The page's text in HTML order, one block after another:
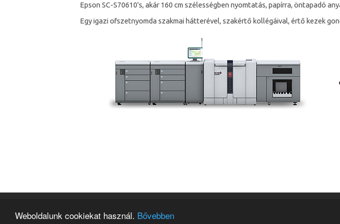
Weboldalunk cookiekat használ. Bővebben
Epson SC-S70610's, akár 160 cm szélességben nyomtatás, papírra, öntapadó
Egy igazi ofszetnyomda szakmai hátterével, szakértő kollégáival, értő kezek